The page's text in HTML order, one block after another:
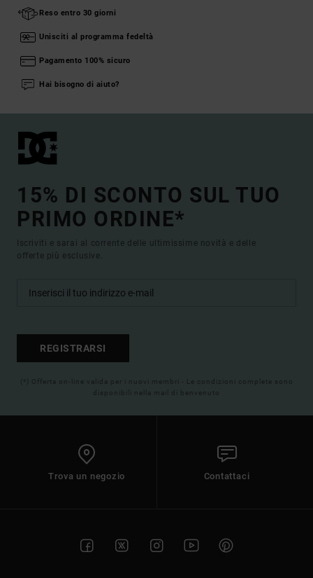
Reso entro 30 giorni
Unisciti al programma fedeltà
Pagamento 100% sicuro
Hai bisogno di aiuto?
15% DI SCONTO SUL TUO
PRIMO ORDINE*
Iscriviti e sarai al corrente delle ultimissime novità e delle
offerte più esclusive.
REGISTRARSI
(*) Offerta on-line valida per i nuovi membri - Le condizioni complete sono
disponibili nella mail di benvenuto
Trova un negozio Contattaci